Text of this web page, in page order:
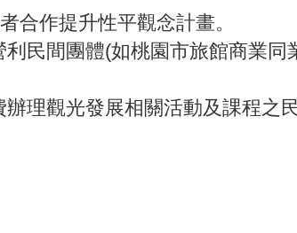
合作提升性平觀念計畫。
民間團體(如桃園市旅館商業
理觀光發展相關活動及課程之